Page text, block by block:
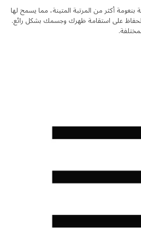
أكثر من المرتبة المتينة، مما يسمح لها
على استقامة ظهرك وجسمك بشكل رائع.